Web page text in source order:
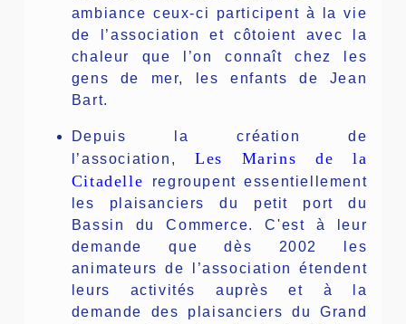
ambiance ceux-ci participent à la vie
de l’association et côtoient avec la
chaleur que l’on connaît chez les
gens de mer, les enfants de Jean
Bart.
Depuis
la création de
l’association,
Les Marins de la
Citadelle
regroupent essentiellement
les plaisanciers du petit port du
Bassin du Commerce. C'est à leur
demande que dès 2002 les
animateurs de l’association étendent
leurs activités auprès et à la
demande des plaisanciers du Grand